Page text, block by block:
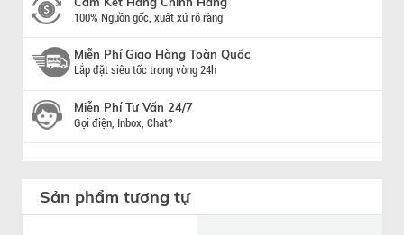
100% Nguồn gốc, xuất xứ rõ ràng
Miễn Phí Giao Hàng Toàn Quốc
Lắp đặt siêu tốc trong vòng 24h
Miễn Phí Tư Vấn 24/7
Gọi điện, Inbox, Chat?
Sản phẩm tương tự